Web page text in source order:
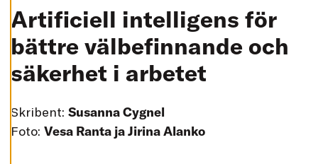
E
R
A
L
O
K
I
Artificiell intelligens för
bättre välbefinnande och
säkerhet i arbetet
Skribent: Susanna Cygnel
Foto: Vesa Ranta ja Jirina Alanko